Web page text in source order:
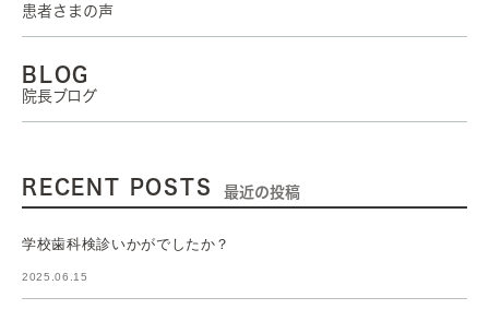
患者さまの声
BLOG
院長ブログ
RECENT POSTS 最近の投稿
学校歯科検診いかがでしたか？
2025.06.15